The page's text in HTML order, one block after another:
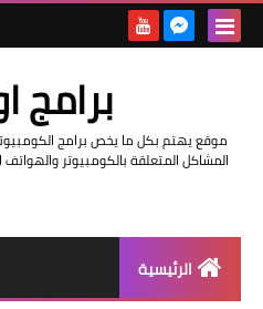
برامج
موقع يهتم بكل ما يخص برامج
المشاكل المتعلقة بالكومبيوتر والهواتف
الرئيسية